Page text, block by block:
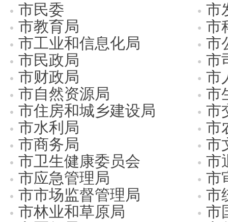
市民委
市
市教育局
市
市工业和信息化局
市
市民政局
市
市财政局
市
市自然资源局
市
市住房和城乡建设局
市
市水利局
市
市商务局
市
市卫生健康委员会
市
市应急管理局
市
市市场监督管理局
市
市林业和草原局
市